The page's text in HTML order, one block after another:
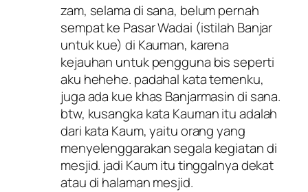
zam, selama di sana, belum pernah
sempat ke Pasar Wadai (istilah Banjar
untuk kue) di Kauman, karena
kejauhan untuk pengguna bis seperti
aku hehehe. padahal kata temenku,
juga ada kue khas Banjarmasin di sana.
btw, kusangka kata Kauman itu adalah
dari kata Kaum, yaitu orang yang
menyelenggarakan segala kegiatan di
mesjid. jadi Kaum itu tinggalnya dekat
atau di halaman mesjid.